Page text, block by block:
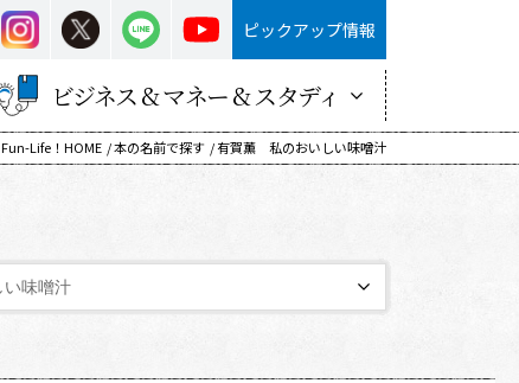
ピックアップ情報
ビジネス & マネー & スタディ
Fun-Life！HOME 本の名前で探す 有賀薫 私のおいしい味噌汁